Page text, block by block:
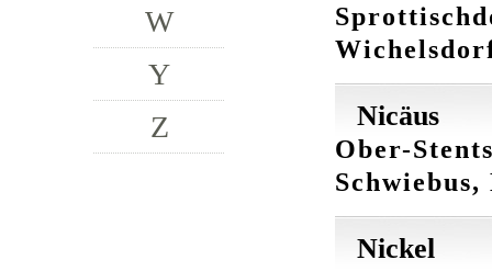
Nicäus
Ober-
Nickel
W
Y
Z